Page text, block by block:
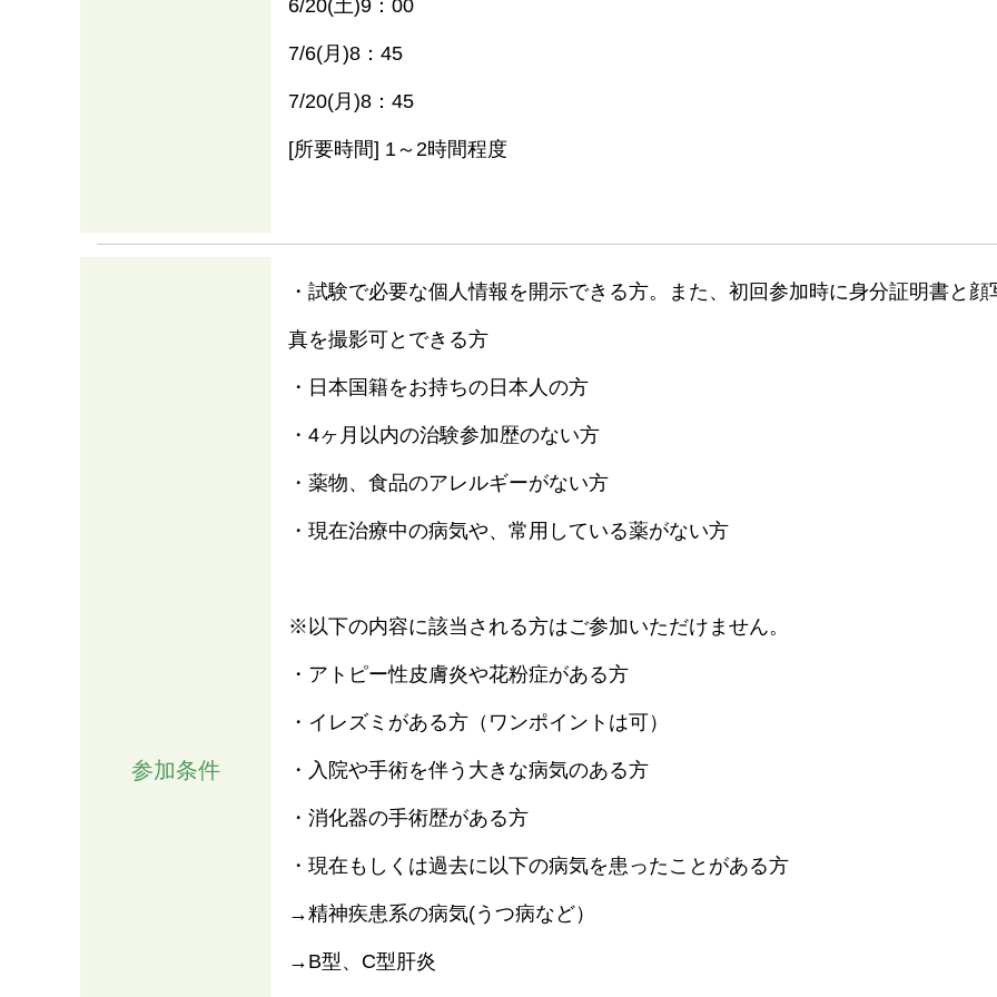
6/20(土)9：00
7/6(月)8：45
7/20(月)8：45
[所要時間] 1～2時間程度
参加条件
・試験で必要な個人情報を開示できる方。また、初回参加時に身分証明書と顔
真を撮影可とできる方
・日本国籍をお持ちの日本人の方
・4ヶ月以内の治験参加歴のない方
・薬物、食品のアレルギーがない方
・現在治療中の病気や、常用している薬がない方
※以下の内容に該当される方はご参加いただけません。
・アトピー性皮膚炎や花粉症がある方
・イレズミがある方（ワンポイントは可）
・入院や手術を伴う大きな病気のある方
・消化器の手術歴がある方
・現在もしくは過去に以下の病気を患ったことがある方
→精神疾患系の病気(うつ病など）
→B型、C型肝炎